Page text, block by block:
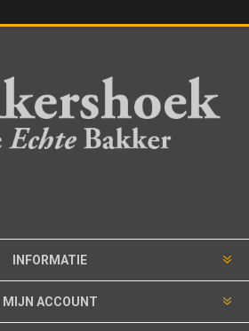
INFORMATIE
MIJN ACCOUNT